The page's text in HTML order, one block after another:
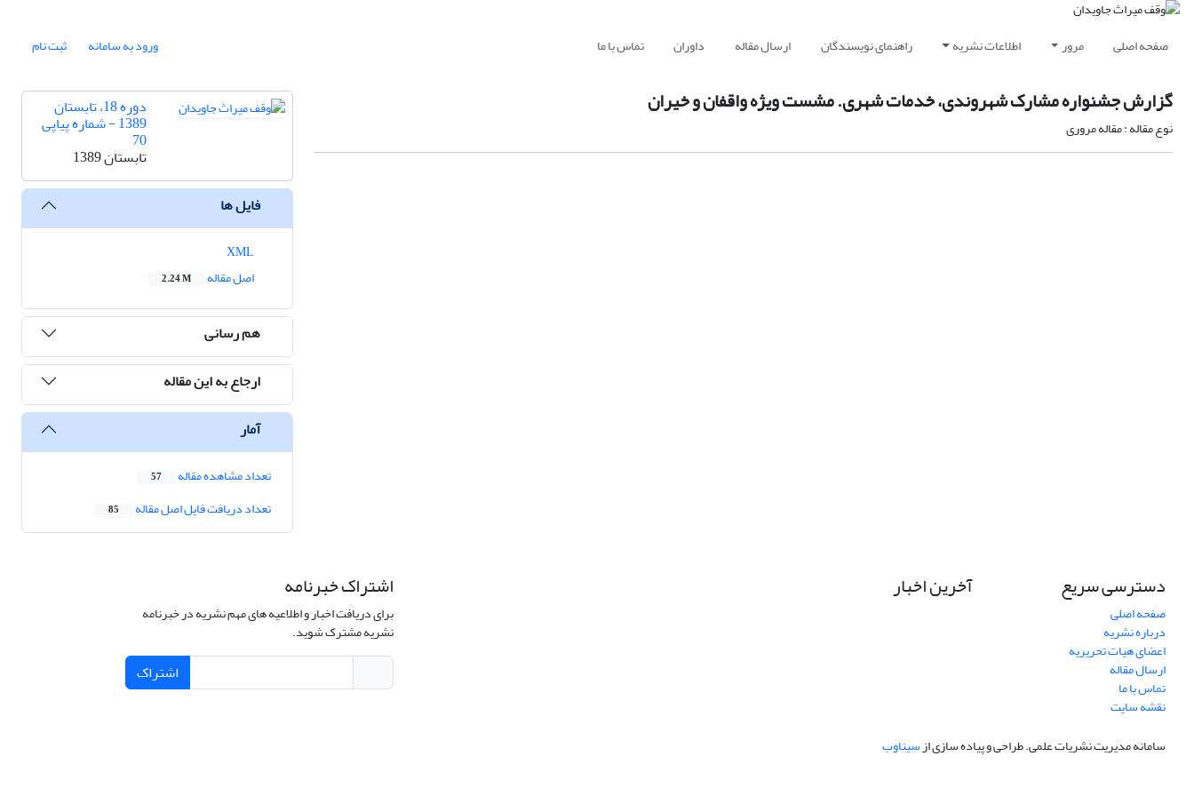
صفحه اصلی مرور اطلاعات نشریه راهنمای نویسندگان ارسال مقاله داوران تماس با ما ورود به سامانه ثبت نام
گزارش جشنواره مشارک شهروندی، خدمات شهری. مشست ویژه واقفان و خیران
نوع مقاله : مقاله مروری
دوره 18، تابستان
1389 - شماره پیاپی
70
تابستان 1389
فایل ها
اصل مقاله
2.24 M
هم رسانی
ارجاع به این مقاله
آمار
تعداد مشاهده مقاله 57
تعداد دریافت فایل اصل مقاله 85
دسترسی سریع
صفحه اصلی
درباره نشریه
اعضای هیات تحریریه
ارسال مقاله
تماس با ما
نقشه سایت
آخرین اخبار اشتراک خبرنامه
برای دریافت اخبار و اطلاعیه های مهم نشریه در خبرنامه
نشریه مشترک شوید.
اشتراک
سامانه مدیریت نشریات علمی.طراحی و پیاده سازی ازسیناوب